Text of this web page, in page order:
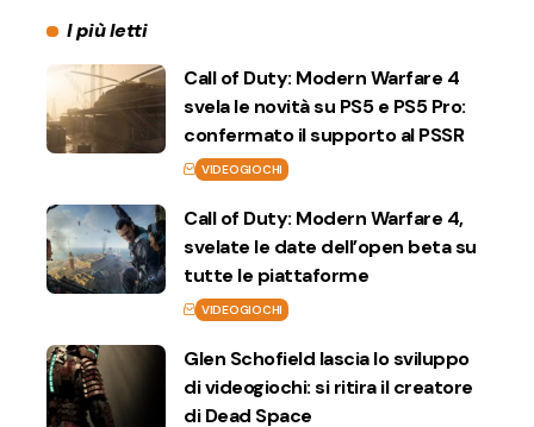
I più letti
Call of Duty: Modern Warfare 4
svela le novità su PS5 e PS5 Pro:
confermato il supporto al PSSR
VIDEOGIOCHI
Call of Duty: Modern Warfare 4,
svelate le date dell’open beta su
tutte le piattaforme
VIDEOGIOCHI
Glen Schofield lascia lo sviluppo
di videogiochi: si ritira il creatore
di Dead Space